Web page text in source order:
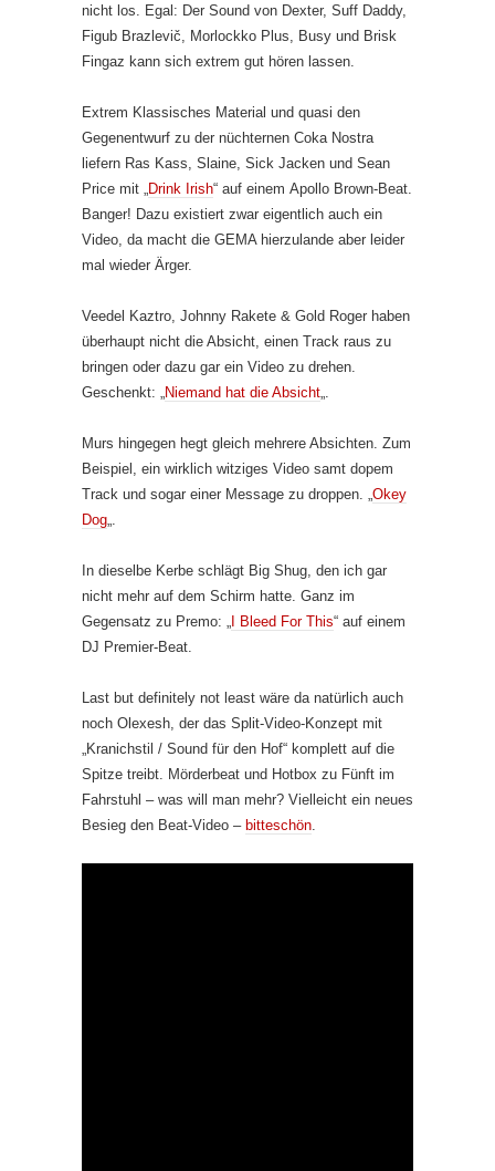
nicht los. Egal: Der Sound von Dexter, Suff Daddy,
Figub Brazlevič, Morlockko Plus, Busy und Brisk
Fingaz kann sich extrem gut hören lassen.
Extrem Klassisches Material und quasi den
Gegenentwurf zu der nüchternen Coka Nostra
liefern Ras Kass, Slaine, Sick Jacken und Sean
Price mit „
Drink Irish“ auf einem Apollo Brown-Beat.
Banger! Dazu existiert zwar eigentlich auch ein
Video, da macht die GEMA hierzulande aber leider
mal wieder Ärger.
Veedel Kaztro, Johnny Rakete & Gold Roger haben
überhaupt nicht die Absicht, einen Track raus zu
bringen oder dazu gar ein Video zu drehen.
Geschenkt: „
Niemand hat die Absicht
Murs hingegen hegt gleich mehrere Absichten. Zum
Beispiel, ein wirklich witziges Video samt dopem
Track und sogar einer Message zu droppen. „ Okey
Dog
In dieselbe Kerbe schlägt Big Shug, den ich gar
nicht mehr auf dem Schirm hatte. Ganz im
Gegensatz zu Premo: „
I Bleed For This“ auf einem
DJ Premier-Beat.
Last but definitely not least wäre da natürlich auch
noch Olexesh, der das Split-Video-Konzept mit
„Kranichstil / Sound für den Hof“ komplett auf die
Spitze treibt. Mörderbeat und Hotbox zu Fünft im
Fahrstuhl – was will man mehr? Vielleicht ein neues
Besieg den Beat-Video – bitteschön